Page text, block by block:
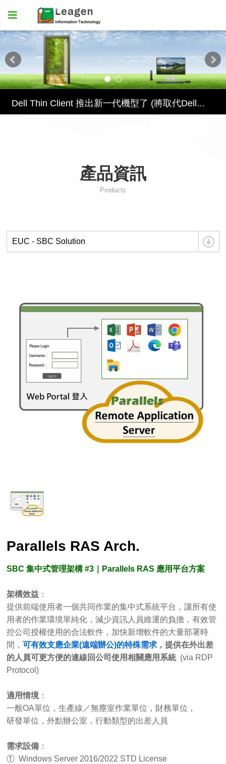
Dell Thin Client 推出新一代機型了 (將取代DellWyse 3040)
產品資訊
Products
EUC - SBC Solution
Parallels RAS Arch.
SBC 集中式管理架構 #3｜Parallels RAS 應用平台方案
架構效益 ：
提供前端使用者一個共同作業的集中式系統平台，讓所有使
用者的作業環境單純化，減少資訊人員維運的負擔，有效管
控公司授權使用的合法軟件，加快新增軟件的大量部署時
間，可有效支應企業(遠端辦公)的特殊需求 ，提供在外出差
的人員可更方便的連線回公司使用相關應用系統(via RDP
Protocol)
適用情境：
一般OA單位，生產線／無塵室作業單位，財務單位，
研發單位，外點辦公室，行動類型的出差人員
需求設備 ：
① Windows Server 2016/2022 STD License